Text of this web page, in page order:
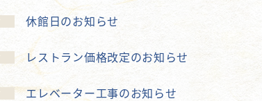
休館日のお知らせ
レストラン価格改定のお知らせ
エレベーター工事のお知らせ